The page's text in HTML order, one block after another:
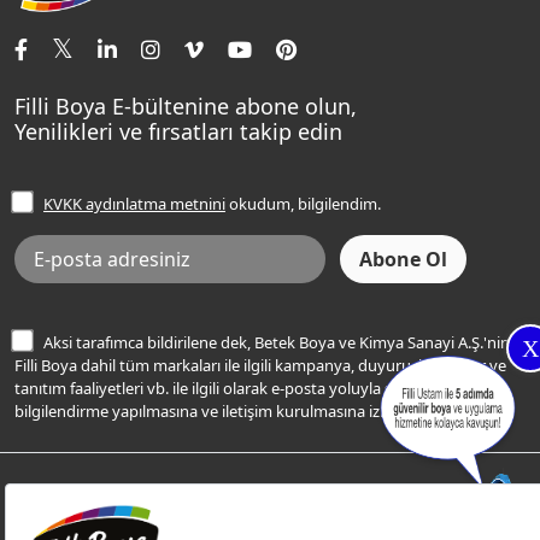
X
Tavan Boyaları
Ev Bakım ve Hobi Boyaları
Yatak Odası Renkleri
Sentomaxx Sentetik Boya
Sentomaxx İpeksi Mat
Momento Life
Şampanya Rengi
Açık Mavi Rengi
Frezya Rengi
İletişim Bilgilerimiz
Renk Danışma
Filli Ustam
Sıkça Sorulan Sorular
Ücretsiz Yalıtım Keşif Hizmeti
Bilgi Toplumu Hizmetleri
İnternet Sitesi Kullanım Koşulları
KVKK Talep Formu
KVKK Aydınlatma Metni
Filli Boya E-bültenine abone olun,
Yenilikleri ve fırsatları takip edin
KVKK aydınlatma metniniokudum, bilgilendim.
Aksi tarafımca bildirilene dek, Betek Boya ve Kimya Sanayi A.Ş.'nin
Filli Boya dahil tüm markaları ile ilgili kampanya, duyuru, hizmetler ve
tanıtım faaliyetleri vb. ile ilgili olarak e-posta yoluyla şahsıma
bilgilendirme yapılmasına ve iletişim kurulmasına izin veriyorum.